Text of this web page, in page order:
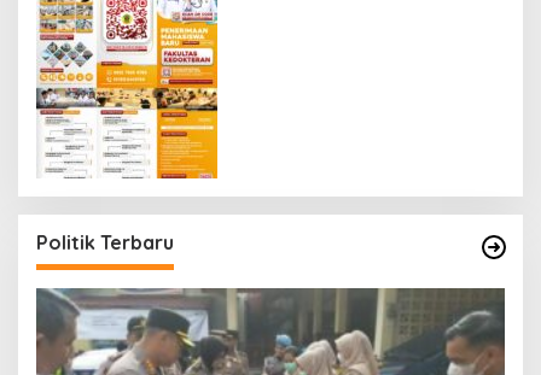
Politik Terbaru